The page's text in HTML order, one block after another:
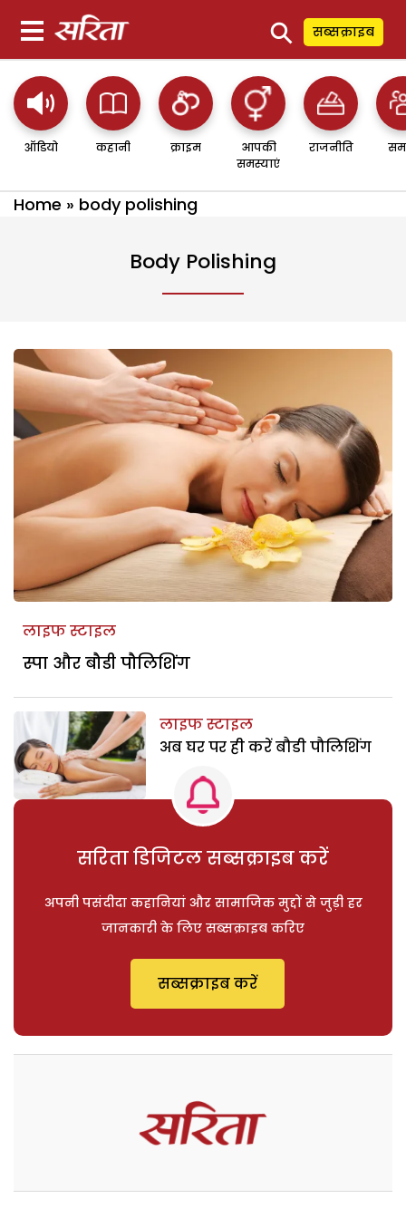
⚲ सब्सक्राइब
ऑडियो कहानी क्राइम
आपकी
समस्याएं
राजनीति
Home » body polishing
Body Polishing
लाइफ स्टाइल
स्पा और बौडी पौलिशिंग
लाइफ स्टाइल
अब घर पर ही करें बौडी पौलिशिंग
सरिता डिजिटल सब्सक्राइब करें
अपनी पसंदीदा कहानियां और सामाजिक मुद्दों से जुड़ी हर
जानकारी के लिए सब्सक्राइब करिए
सब्सक्राइब करें